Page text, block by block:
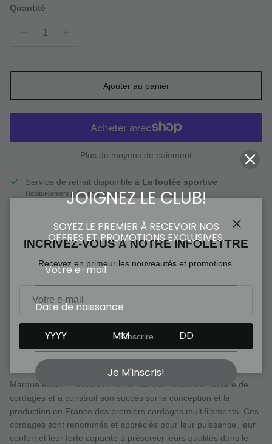
Quantité
Ajouter au panier
Plus de moyens de paiement
Service de retrait disponible à La foulée sportive
Habituellement prête en 1 heure
cette gamme selon les trois critères de jouabilité, durabilité et
Caractéristiques principales :
Indicateur d'usure : Permet au joueur de changer la corde avant
qu'elle ne se casse complètement. Cet indicateur se manifeste
par le peluchage important de la corde au point d'impact de la
Marque leader : Tecnifibre est la marque leader en matière de
cordages et a construit son succès sur la conception et la
production en France des premiers cordages multifilaments. Ces
cordages sont renommés et appréciés pour leur puissance, leur
confort et leur forte capacité à préserver leurs qualités dans le
INCRIVEZ-VOUS À NOTRE INFOLETTRE
Recevez en primeur les nouveautés et promotions.
S’inscrire
JOIGNEZ LE CLUB!
SOYEZ LE PREMIER À RECEVOIR NOS
OFFRES ET PROMOTIONS EXCLUSIVES.
Date de naissance
Je M'inscris!